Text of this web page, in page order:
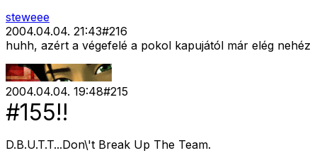
steweee
2004.04.04. 21:43#216
huhh, azért a végefelé a pokol kapujától már elég nehéz
2004.04.04. 19:48#215
#155!!
D.B.U.T.T...Don\'t Break Up The Team.